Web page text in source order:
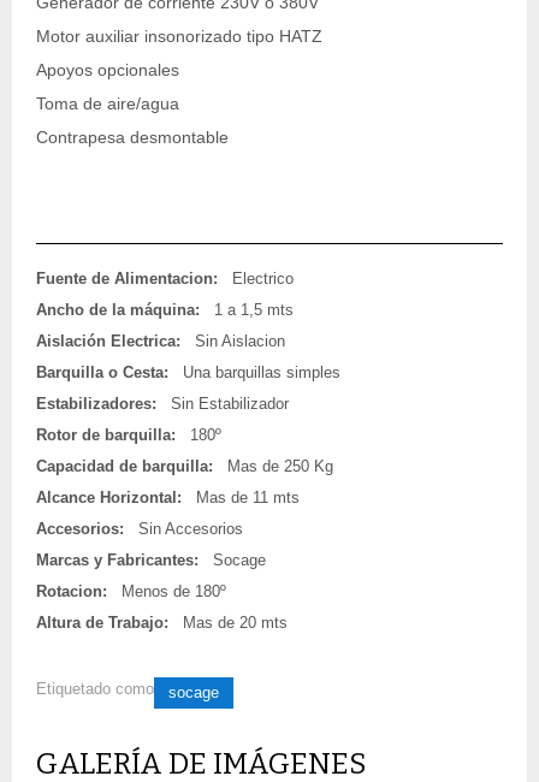
Motor auxiliar insonorizado tipo HATZ
Apoyos opcionales
Toma de aire/agua
Contrapesa desmontable
Fuente de Alimentacion:
Electrico
Ancho de la máquina:
1 a 1,5 mts
Aislación Electrica:
Sin Aislacion
Barquilla o Cesta:
Una barquillas simples
Estabilizadores:
Sin Estabilizador
Rotor de barquilla:
180º
Capacidad de barquilla:
Mas de 250 Kg
Alcance Horizontal:
Mas de 11 mts
Accesorios:
Sin Accesorios
Marcas y Fabricantes:
Socage
Rotacion:
Menos de 180º
Altura de Trabajo:
Mas de 20 mts
Etiquetado como socage
GALERÍA DE IMÁGENES